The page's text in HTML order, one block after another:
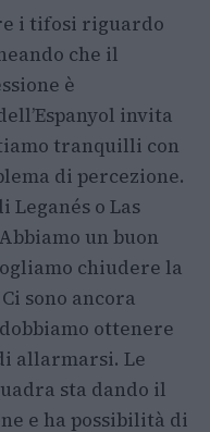
i tifosi riguardo
che il
è
invita
tranquilli con
di percezione.
Leganés o Las
un buon
chiudere la
sono ancora
ottenere
allarmarsi. Le
sta dando il
e ha possibilità di